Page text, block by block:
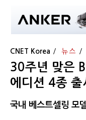
CNET Korea 뉴스
30주년 맞은
에디션 4종 출
국내 베스트셀링 모